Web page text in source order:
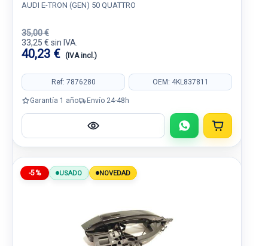
AUDI E-TRON (GEN) 50 QUATTRO
35,00 €
33,25 € sin IVA.
40,23 € (IVA incl.)
Ref: 7876280 OEM: 4KL837811
Garantía 1 año Envío 24-48h
-5% USADO NOVEDAD